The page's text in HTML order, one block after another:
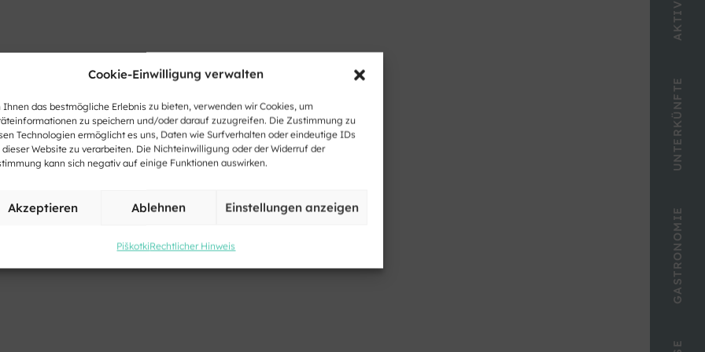
Cookie-Einwilligung verwalten
Ihnen das bestmögliche Erlebnis zu bieten, verwenden wir Cookies, um
zu speichern und/oder darauf zuzugreifen. Die Zustimmung zu
Technologien ermöglicht es uns, Daten wie Surfverhalten oder eindeutige IDs
Website zu verarbeiten. Die Nichteinwilligung oder der Widerruf der
kann sich negativ auf einige Funktionen auswirken.
Akzeptieren Ablehnen Einstellungen anzeigen
PiškotkiRechtlicher Hinweis GASTRONOMIE
UNTERKÜNFTE